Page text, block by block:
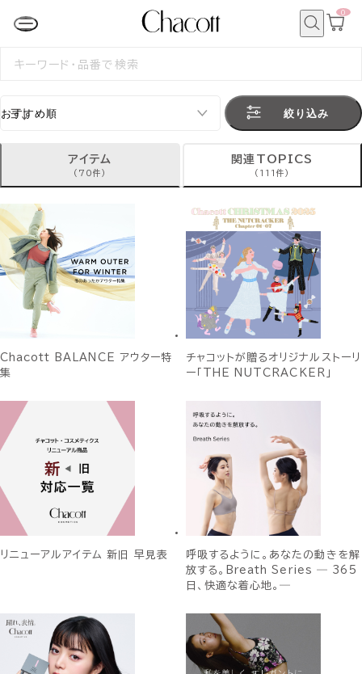
カ
0
検
絞り込み
アイテム
(70件)
関連TOPICS
(111件)
Chacott BALANCE アウター特
集
チャコットが贈るオリジナルストーリ
ー「THE NUTCRACKER」
リニューアルアイテム 新旧 早見表
呼吸するように。あなたの動きを解
放する。Breath Series ― 365
日、快適な着心地。―